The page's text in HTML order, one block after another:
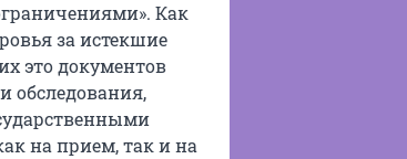
Как
за истекшие
это документов
обследования,
на прием, так и на